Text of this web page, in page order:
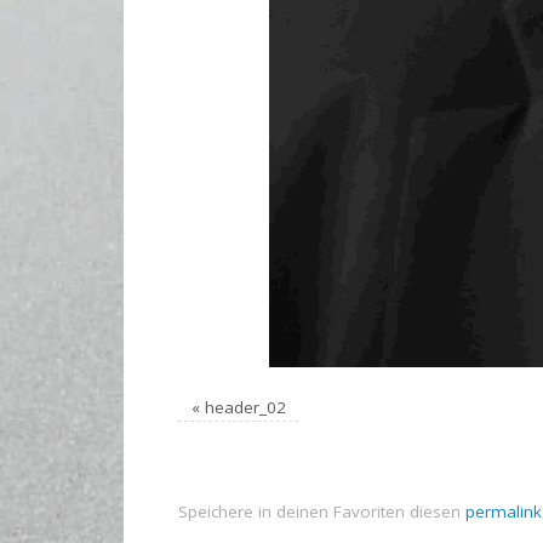
« header_02
Speichere in deinen Favoriten diesen permalink